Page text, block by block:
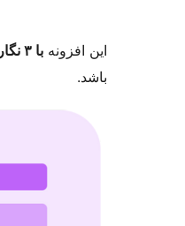
این افزونه با ۳ نگارش عمدهٔ اخیر وردپرس آزمایش نشده است
باشد.